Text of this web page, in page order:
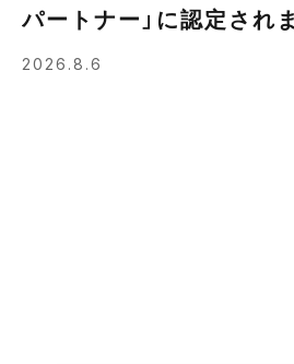
パートナー」に認定され
2026.8.6